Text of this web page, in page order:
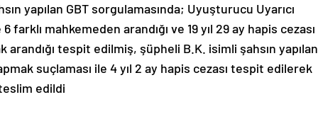
yapılan GBT sorgulamasında; Uyuşturucu Uyarıcı
farklı mahkemeden arandığı ve 19 yıl 29 ay hapis cezası
arandığı tespit edilmiş, şüpheli B.K. isimli şahsın yapılan
suçlaması ile 4 yıl 2 ay hapis cezası tespit edilerek
edildi